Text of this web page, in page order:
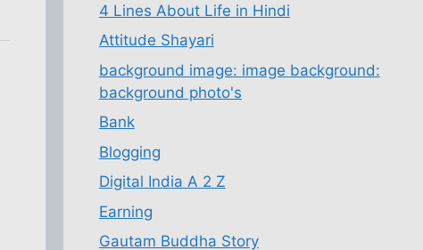
4 Lines About Life in Hindi
Attitude Shayari
background image: image background:
background photo's
Bank
Blogging
Digital India A 2 Z
Earning
Gautam Buddha Story